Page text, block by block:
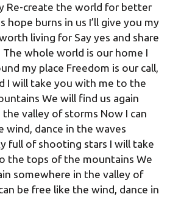
Re-create the world for better
hope burns in us I’ll give you my
living for Say yes and share
The whole world is our home I
my place Freedom is our call,
I will take you with me to the
We will find us again
valley of storms Now I can
wind, dance in the waves
full of shooting stars I will take
the tops of the mountains We
somewhere in the valley of
be free like the wind, dance in